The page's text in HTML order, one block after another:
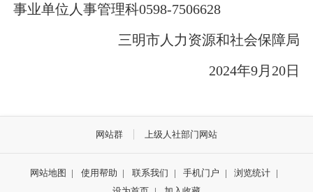
事业单位人事管理科0598-7506628
三明市人力资源和社会保障局
2024年9月20日
网站群 上级人社部门网站
网站地图 | 使用帮助 | 联系我们 | 手机门户 | 浏览统计 |